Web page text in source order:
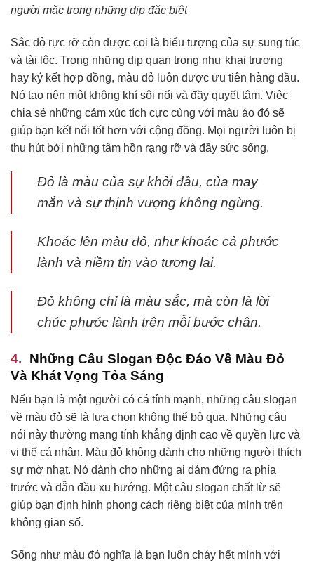
người mặc trong những dịp đặc biệt
Sắc đỏ rực rỡ còn được coi là biểu tượng của sự sung túc
và tài lộc. Trong những dịp quan trọng như khai trương
hay ký kết hợp đồng, màu đỏ luôn được ưu tiên hàng đầu.
Nó tạo nên một không khí sôi nổi và đầy quyết tâm. Việc
chia sẻ những cảm xúc tích cực cùng với màu áo đỏ sẽ
giúp bạn kết nối tốt hơn với cộng đồng. Mọi người luôn bị
thu hút bởi những tâm hồn rạng rỡ và đầy sức sống.
Đỏ là màu của sự khởi đầu, của may
mắn và sự thịnh vượng không ngừng.
Khoác lên màu đỏ, như khoác cả phước
lành và niềm tin vào tương lai.
Đỏ không chỉ là màu sắc, mà còn là lời
chúc phước lành trên mỗi bước chân.
Những Câu Slogan Độc Đáo Về Màu Đỏ
Và Khát Vọng Tỏa Sáng
Nếu bạn là một người có cá tính mạnh, những câu slogan
về màu đỏ sẽ là lựa chọn không thể bỏ qua. Những câu
nói này thường mang tính khẳng định cao về quyền lực và
vị thế cá nhân. Màu đỏ không dành cho những người thích
sự mờ nhạt. Nó dành cho những ai dám đứng ra phía
trước và dẫn đầu xu hướng. Một câu slogan chất lừ sẽ
giúp bạn định hình phong cách riêng biệt của mình trên
không gian số.
Sống như màu đỏ nghĩa là bạn luôn cháy hết mình với